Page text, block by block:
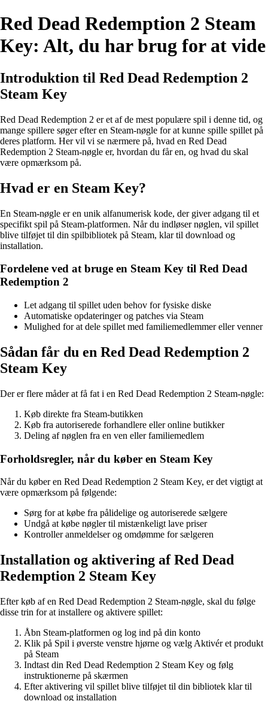
Red Dead Redemption 2 Steam
Key: Alt, du har brug for at vide
Introduktion til Red Dead Redemption 2
Steam Key
Red Dead Redemption 2 er et af de mest populære spil i denne tid, og
mange spillere søger efter en Steam-nøgle for at kunne spille spillet på
deres platform. Her vil vi se nærmere på, hvad en Red Dead
Redemption 2 Steam-nøgle er, hvordan du får en, og hvad du skal
være opmærksom på.
Hvad er en Steam Key?
En Steam-nøgle er en unik alfanumerisk kode, der giver adgang til et
specifikt spil på Steam-platformen. Når du indløser nøglen, vil spillet
blive tilføjet til din spilbibliotek på Steam, klar til download og
installation.
Fordelene ved at bruge en Steam Key til Red Dead
Redemption 2
Let adgang til spillet uden behov for fysiske diske
Automatiske opdateringer og patches via Steam
Mulighed for at dele spillet med familiemedlemmer eller venner
Sådan får du en Red Dead Redemption 2
Steam Key
Der er flere måder at få fat i en Red Dead Redemption 2 Steam-nøgle:
Køb direkte fra Steam-butikken
Køb fra autoriserede forhandlere eller online butikker
Deling af nøglen fra en ven eller familiemedlem
Forholdsregler, når du køber en Steam Key
Når du køber en Red Dead Redemption 2 Steam Key, er det vigtigt at
være opmærksom på følgende:
Sørg for at købe fra pålidelige og autoriserede sælgere
Undgå at købe nøgler til mistænkeligt lave priser
Kontroller anmeldelser og omdømme for sælgeren
Installation og aktivering af Red Dead
Redemption 2 Steam Key
Efter køb af en Red Dead Redemption 2 Steam-nøgle, skal du følge
disse trin for at installere og aktivere spillet:
Åbn Steam-platformen og log ind på din konto
Klik på Spil i øverste venstre hjørne og vælg Aktivér et produkt
på Steam
Indtast din Red Dead Redemption 2 Steam Key og følg
instruktionerne på skærmen
Efter aktivering vil spillet blive tilføjet til din bibliotek klar til
download og installation